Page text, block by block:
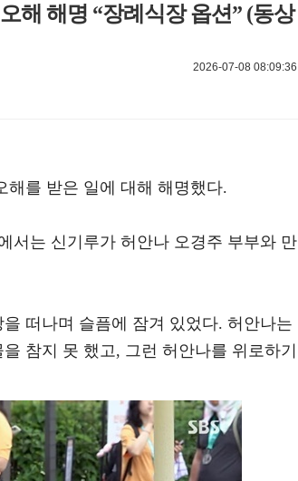
해 해명 “장례식장 옵션” (동상
2026-07-08 08:09:36
해를 받은 일에 대해 해명했다.
서는 신기루가 허안나 오경주 부부와 만
떠나며 슬픔에 잠겨 있었다. 허안나는
참지 못 했고, 그런 허안나를 위로하기